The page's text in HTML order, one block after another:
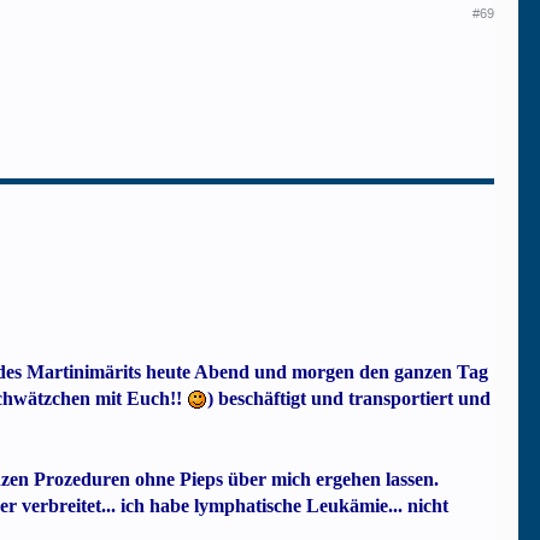
#69
Martinimärits heute Abend und morgen den ganzen Tag
mit Euch!!
) beschäftigt und transportiert und
Prozeduren ohne Pieps über mich ergehen lassen.
verbreitet... ich habe lymphatische Leukämie... nicht